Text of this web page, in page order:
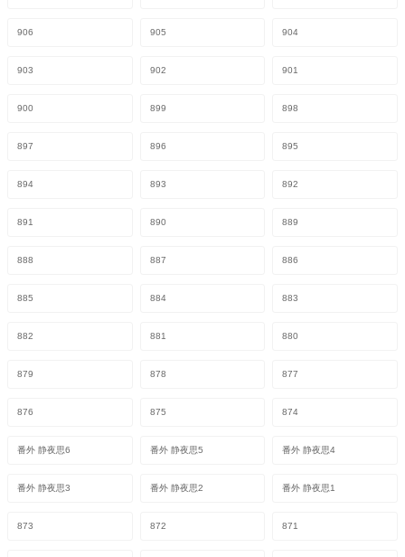
906 905 904
903 902 901
900 899 898
897 896 895
894 893 892
891 890 889
888 887 886
885 884 883
882 881 880
879 878 877
876 875 874
番外 静夜思6 番外 静夜思5 番外 静夜思4
番外 静夜思3 番外 静夜思2 番外 静夜思1
873 872 871